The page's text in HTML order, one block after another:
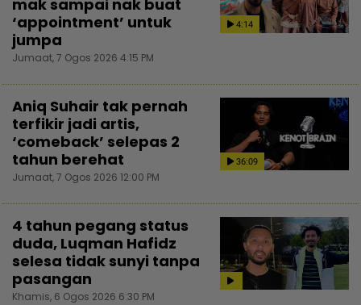
4:14
mak sampai nak buat
‘appointment’ untuk
jumpa
Jumaat, 7 Ogos 2026 4:15 PM
36:09
Aniq Suhair tak pernah
terfikir jadi artis,
‘comeback’ selepas 2
tahun berehat
Jumaat, 7 Ogos 2026 12:00 PM
4 tahun pegang status
duda, Luqman Hafidz
selesa tidak sunyi tanpa
pasangan
Khamis, 6 Ogos 2026 6:30 PM